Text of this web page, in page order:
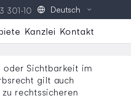
301-10
Kanzlei Kontakt
oder Sichtbarkeit im
gilt auch
rechtssicheren